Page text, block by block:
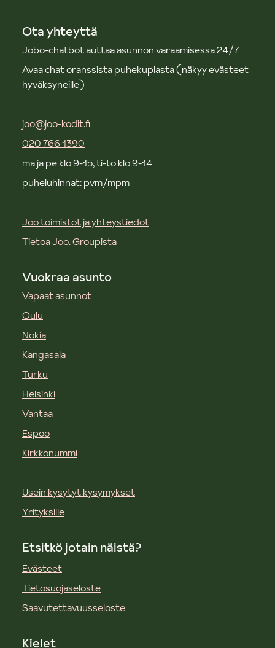
Ota yhteyttä
Jobo-chatbot auttaa asunnon varaamisessa 24/7
Avaa chat oranssista puhekuplasta (näkyy evästeet
hyväksyneille)
joo@joo-kodit.fi
020 766 1390
ma ja pe klo 9-15, ti-to klo 9-14
puheluhinnat: pvm/mpm
Joo toimistot ja yhteystiedot
Tietoa Joo. Groupista
Vuokraa asunto
Vapaat asunnot
Oulu
Nokia
Kangasala
Turku
Helsinki
Vantaa
Espoo
Kirkkonummi
Usein kysytyt kysymykset
Yrityksille
Etsitkö jotain näistä?
Evästeet
Tietosuojaseloste
Saavutettavuusseloste
Kielet